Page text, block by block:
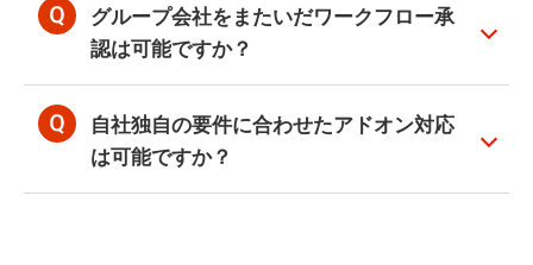
グループ会社をまたいだワークフロー承
認は可能ですか？
自社独自の要件に合わせたアドオン対応
は可能ですか？